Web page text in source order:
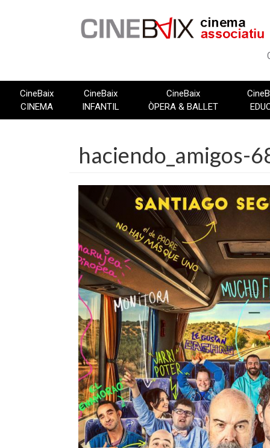
CineBaix
CINEMA
CineBaix
INFANTIL
CineBaix
ÒPERA & BALLET
haciendo_amigos-